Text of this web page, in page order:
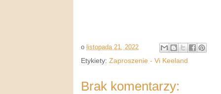
o listopada 21, 2022
Etykiety: Zaproszenie - Vi Keeland
Brak komentarzy: